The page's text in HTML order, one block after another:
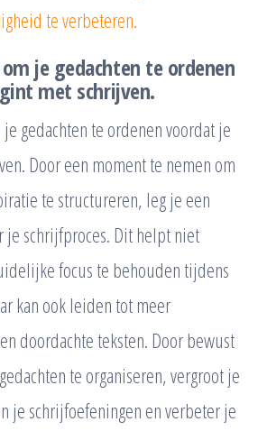
te verbeteren.
je gedachten te ordenen
met schrijven.
gedachten te ordenen voordat je
Door een moment te nemen om
te structureren, leg je een
je schrijfproces. Dit helpt niet
focus te behouden tijdens
kan ook leiden tot meer
doordachte teksten. Door bewust
te organiseren, vergroot je
je schrijfoefeningen en verbeter je